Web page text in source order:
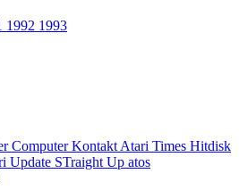
1992 1993
Computer Kontakt Atari Times Hitdisk
Update STraight Up atos